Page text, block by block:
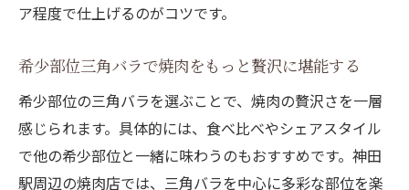
ア程度で仕上げるのがコツです。
希少部位三角バラで焼肉をもっと贅沢に堪能する
希少部位の三角バラを選ぶことで、焼肉の贅沢さを一層
感じられます。具体的には、食べ比べやシェアスタイル
で他の希少部位と一緒に味わうのもおすすめです。神田
駅周辺の焼肉店では、三角バラを中心に多彩な部位を楽